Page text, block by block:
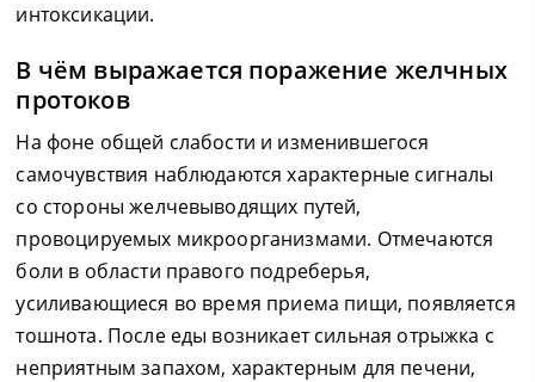
интоксикации.
В чём выражается поражение желчных
протоков
На фоне общей слабости и изменившегося
самочувствия наблюдаются характерные сигналы
со стороны желчевыводящих путей,
провоцируемых микроорганизмами. Отмечаются
боли в области правого подреберья,
усиливающиеся во время приема пищи, появляется
тошнота. После еды возникает сильная отрыжка с
неприятным запахом, характерным для печени,